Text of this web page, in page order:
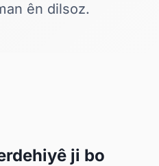
ên dilsoz.
ji bo